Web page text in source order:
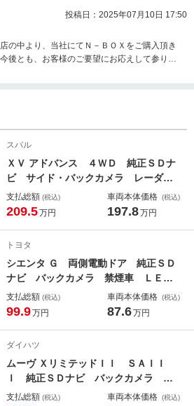
投稿日：2025年07月10日 17:50
の中より、当社にてＮ－ＢＯＸをご購入頂き
後とも、お客様のご要望にお応えして参りた
スバル
ＸＶ アドバンス ４ＷＤ 純正ＳＤナ
ビ サイド・バックカメラ レーダー
クルーズ 禁煙車 レザーシート ド
ラレコ コーナーセンサー ＬＥＤヘ
ートエアコン
支払総額 (税込)
209.5万円
車両本体価格 (税込)
197.8万円
トヨタ
シエンタ Ｇ 両側電動ドア 純正ＳＤ
ナビ バックカメラ 禁煙車 ＬＥＤ
ヘッド ビルトインＥＴＣ オートラ
イト オートエアコン ＣＤ フルセ
支払総額 (税込)
99.9万円
車両本体価格 (税込)
87.6万円
ダイハツ
ムーヴ ＸリミテッドＩＩ ＳＡＩＩ
Ｉ 純正ＳＤナビ バックカメラ 禁
煙車 シートヒーター コーナーセン
支払総額 (税込) 車両本体価格 (税込)